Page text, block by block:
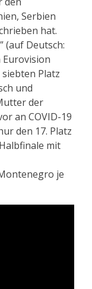
Serbien
hat.
(auf Deutsch:
Eurovision
Platz
und
der
an COVID-19
den 17. Platz
mit
je